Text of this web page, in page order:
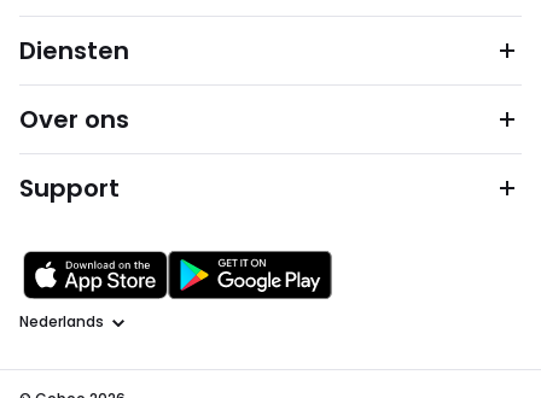
Diensten
Over ons
Support
Taal